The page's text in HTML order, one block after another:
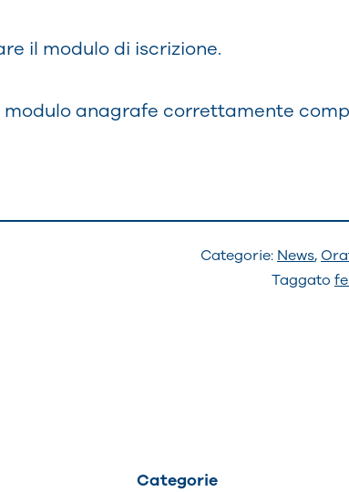
il modulo di iscrizione.
anagrafe correttamente
Categorie: News,
Taggato
Categorie